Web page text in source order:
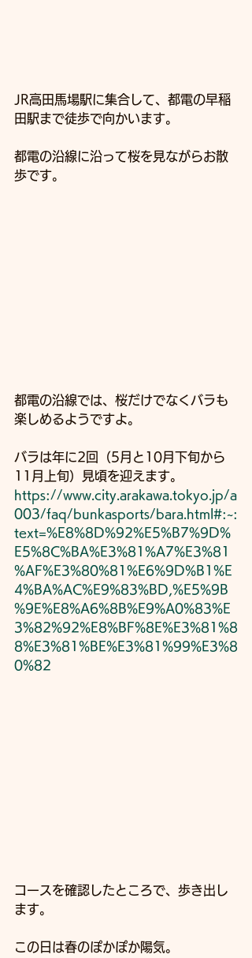
JR高田馬場駅に集合して、都電の早稲
田駅まで徒歩で向かいます。
都電の沿線に沿って桜を見ながらお散
歩です。
都電の沿線では、桜だけでなくバラも
楽しめるようですよ。
バラは年に2回（5月と10月下旬から
11月上旬）見頃を迎えます。
https://www.city.arakawa.tokyo.jp/a
003/faq/bunkasports/bara.html#:~:
text=%E8%8D%92%E5%B7%9D%
E5%8C%BA%E3%81%A7%E3%81
%AF%E3%80%81%E6%9D%B1%E
4%BA%AC%E9%83%BD,%E5%9B
%9E%E8%A6%8B%E9%A0%83%E
3%82%92%E8%BF%8E%E3%81%8
8%E3%81%BE%E3%81%99%E3%8
0%82
コースを確認したところで、歩き出し
ます。
この日は春のぽかぽか陽気。